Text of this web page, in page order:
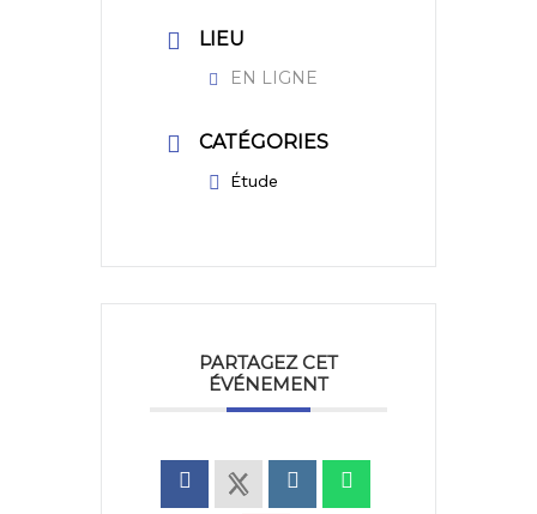
LIEU
EN LIGNE
CATÉGORIES
Étude
PARTAGEZ CET
ÉVÉNEMENT